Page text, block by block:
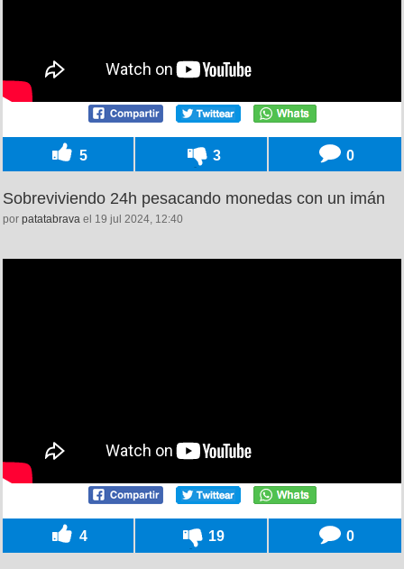
5 3 0
Sobreviviendo 24h pesacando monedas con un imán
por patatabrava el 19 jul 2024, 12:40
4 19 0